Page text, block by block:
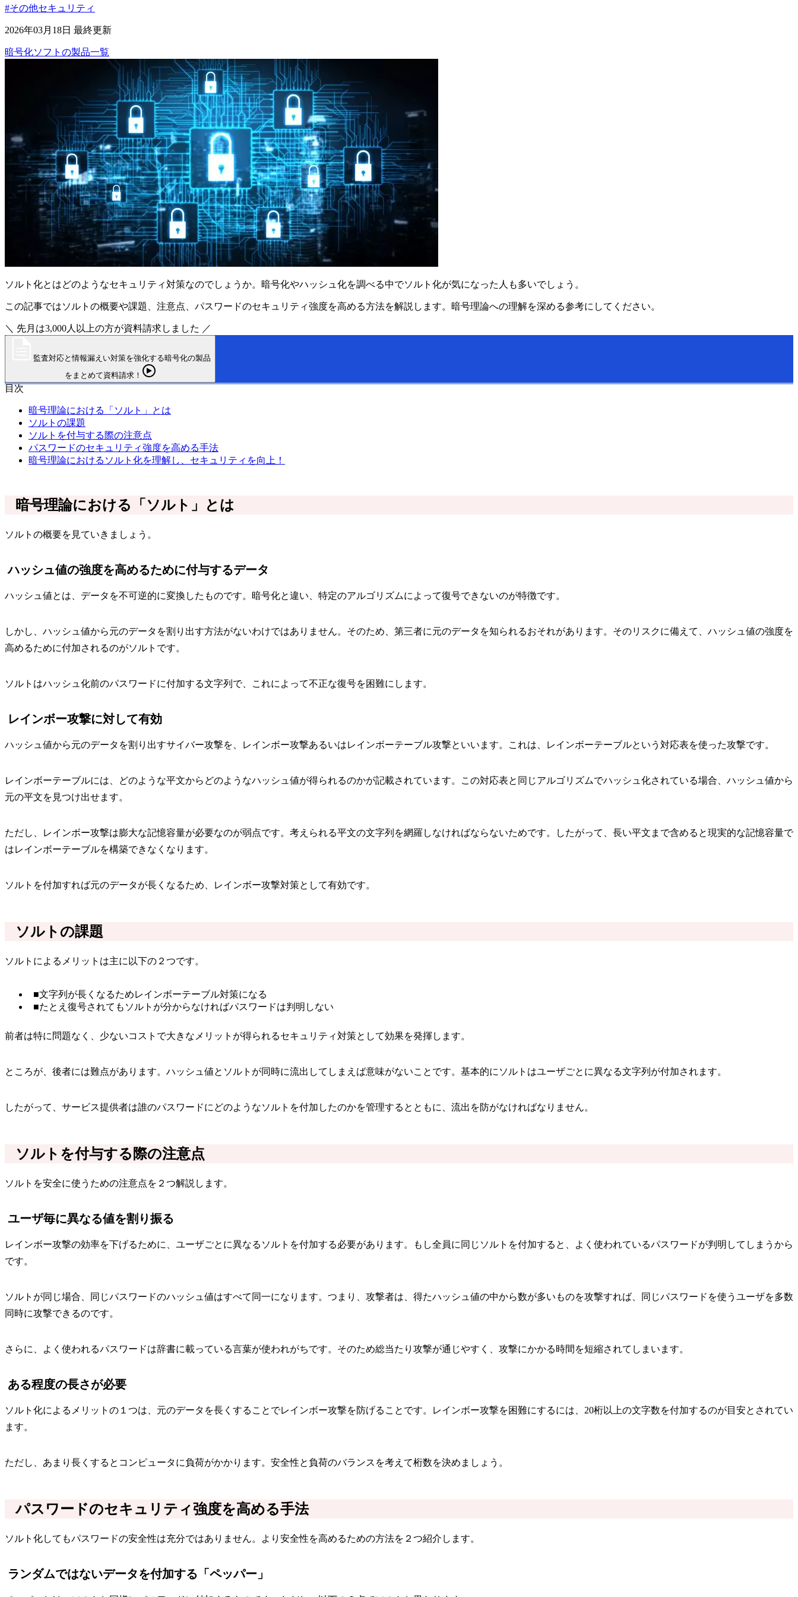
#その他セキュリティ
2026年03月18日 最終更新
暗号化ソフト の製品一覧
ソルト化とはどのようなセキュリティ対策なのでしょうか。暗号化やハッシュ化を調べる中でソルト化が気になった人も多いでしょう。
この記事ではソルトの概要や課題、注意点、パスワードのセキュリティ強度を高める方法を解説します。暗号理論への理解を深める参考にしてください。
＼ 先月は3,000人以上の方が資料請求しました ／
監査対応と情報漏えい対策を強化する暗号化の製品
をまとめて資料請求！
目次
暗号理論における「ソルト」とは
ソルトの課題
ソルトを付与する際の注意点
パスワードのセキュリティ強度を高める手法
暗号理論におけるソルト化を理解し、セキュリティを向上！
暗号理論における「ソルト」とは
ソルトの概要を見ていきましょう。
ハッシュ値の強度を高めるために付与するデータ
ハッシュ値とは、データを不可逆的に変換したものです。暗号化と違い、特定のアルゴリズムによって復号できないのが特徴です。
しかし、ハッシュ値から元のデータを割り出す方法がないわけではありません。そのため、第三者に元のデータを知られるおそれがあります。そのリスクに備えて、ハッシュ値の強度を
高めるために付加されるのがソルトです。
ソルトはハッシュ化前のパスワードに付加する文字列で、これによって不正な復号を困難にします。
レインボー攻撃に対して有効
ハッシュ値から元のデータを割り出すサイバー攻撃を、レインボー攻撃あるいはレインボーテーブル攻撃といいます。これは、レインボーテーブルという対応表を使った攻撃です。
レインボーテーブルには、どのような平文からどのようなハッシュ値が得られるのかが記載されています。この対応表と同じアルゴリズムでハッシュ化されている場合、ハッシュ値から
元の平文を見つけ出せます。
ただし、レインボー攻撃は膨大な記憶容量が必要なのが弱点です。考えられる平文の文字列を網羅しなければならないためです。したがって、長い平文まで含めると現実的な記憶容量で
はレインボーテーブルを構築できなくなります。
ソルトを付加すれば元のデータが長くなるため、レインボー攻撃対策として有効です。
ソルトの課題
ソルトによるメリットは主に以下の２つです。
■文字列が長くなるためレインボーテーブル対策になる
■たとえ復号されてもソルトが分からなければパスワードは判明しない
前者は特に問題なく、少ないコストで大きなメリットが得られるセキュリティ対策として効果を発揮します。
ところが、後者には難点があります。ハッシュ値とソルトが同時に流出してしまえば意味がないことです。基本的にソルトはユーザごとに異なる文字列が付加されます。
したがって、サービス提供者は誰のパスワードにどのようなソルトを付加したのかを管理するとともに、流出を防がなければなりません。
ソルトを付与する際の注意点
ソルトを安全に使うための注意点を２つ解説します。
ユーザ毎に異なる値を割り振る
レインボー攻撃の効率を下げるために、ユーザごとに異なるソルトを付加する必要があります。もし全員に同じソルトを付加すると、よく使われているパスワードが判明してしまうから
です。
ソルトが同じ場合、同じパスワードのハッシュ値はすべて同一になります。つまり、攻撃者は、得たハッシュ値の中から数が多いものを攻撃すれば、同じパスワードを使うユーザを多数
同時に攻撃できるのです。
さらに、よく使われるパスワードは辞書に載っている言葉が使われがちです。そのため総当たり攻撃が通じやすく、攻撃にかかる時間を短縮されてしまいます。
ある程度の長さが必要
ソルト化によるメリットの１つは、元のデータを長くすることでレインボー攻撃を防げることです。レインボー攻撃を困難にするには、20桁以上の文字数を付加するのが目安とされてい
ます。
ただし、あまり長くするとコンピュータに負荷がかかります。安全性と負荷のバランスを考えて桁数を決めましょう。
パスワードのセキュリティ強度を高める手法
ソルト化してもパスワードの安全性は充分ではありません。より安全性を高めるための方法を２つ紹介します。
ランダムではないデータを付加する「ペッパー」